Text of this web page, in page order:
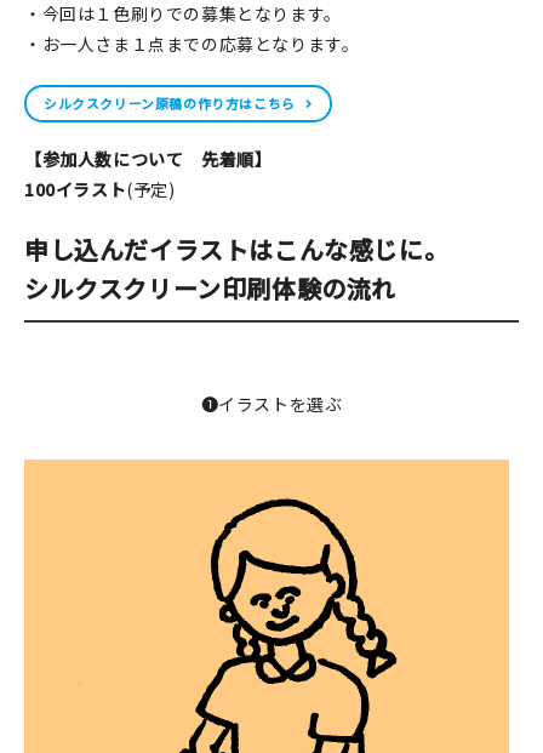
・今回は１色刷りでの募集となります。
・お一人さま１点までの応募となります。
シルクスクリーン原稿の作り方はこちら
【参加人数について 先着順】
100イラスト(予定)
申し込んだイラストはこんな感じに。
シルクスクリーン印刷体験の流れ
❶イラストを選ぶ